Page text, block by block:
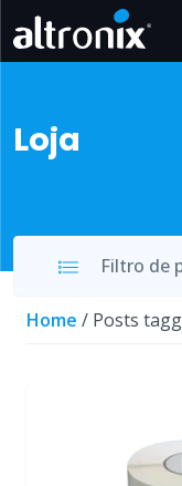
Loja
Filtro de
Home / Posts